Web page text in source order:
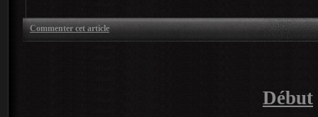
Commenter cet article
Début